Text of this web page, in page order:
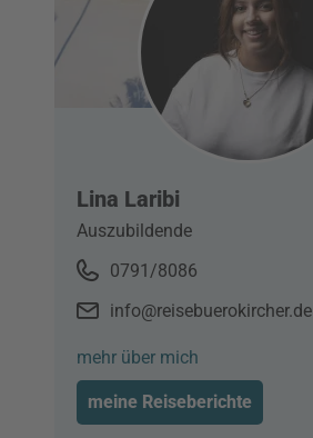
Lina Laribi
Auszubildende
0791/8086
info@reisebuerokircher.de
mehr über mich
meine Reiseberichte